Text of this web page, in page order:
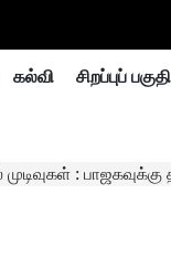
கல்வி சிறப்புப் பகுதி
: பாஜகவுக்கு